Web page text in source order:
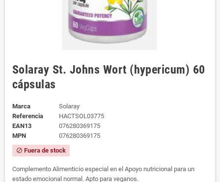
Solaray St. Johns Wort (hypericum) 60
cápsulas
Marca
Solaray
Referencia
HACTSOL03775
EAN13
076280369175
MPN
076280369175
block Fuera de stock
Complemento Alimenticio especial en el Apoyo nutricional para un
estado emocional normal. Apto para veganos.